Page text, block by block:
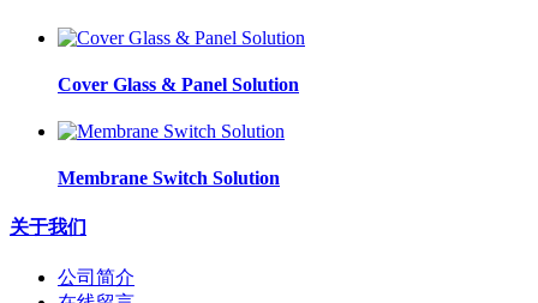
Cover Glass & Panel Solution
Membrane Switch Solution
关于我们
公司简介